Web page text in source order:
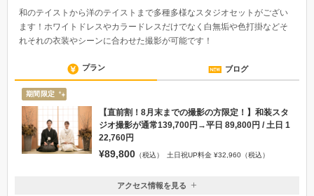
和のテイストから洋のテイストまで多種多様なスタジオセットがござい
ます！ホワイトドレスやカラードレスだけでなく白無垢や色打掛などそ
れそれの衣装やシーンに合わせた撮影が可能です！
プラン ブログ
期間限定
【直前割！8月末までの撮影の方限定！】和装スタ
ジオ撮影が通常139,700円→平日 89,800円 / 土日 1
22,760円
¥89,800 （税込） 土日祝UP料金 ¥32,960（税込）
アクセス情報を見る